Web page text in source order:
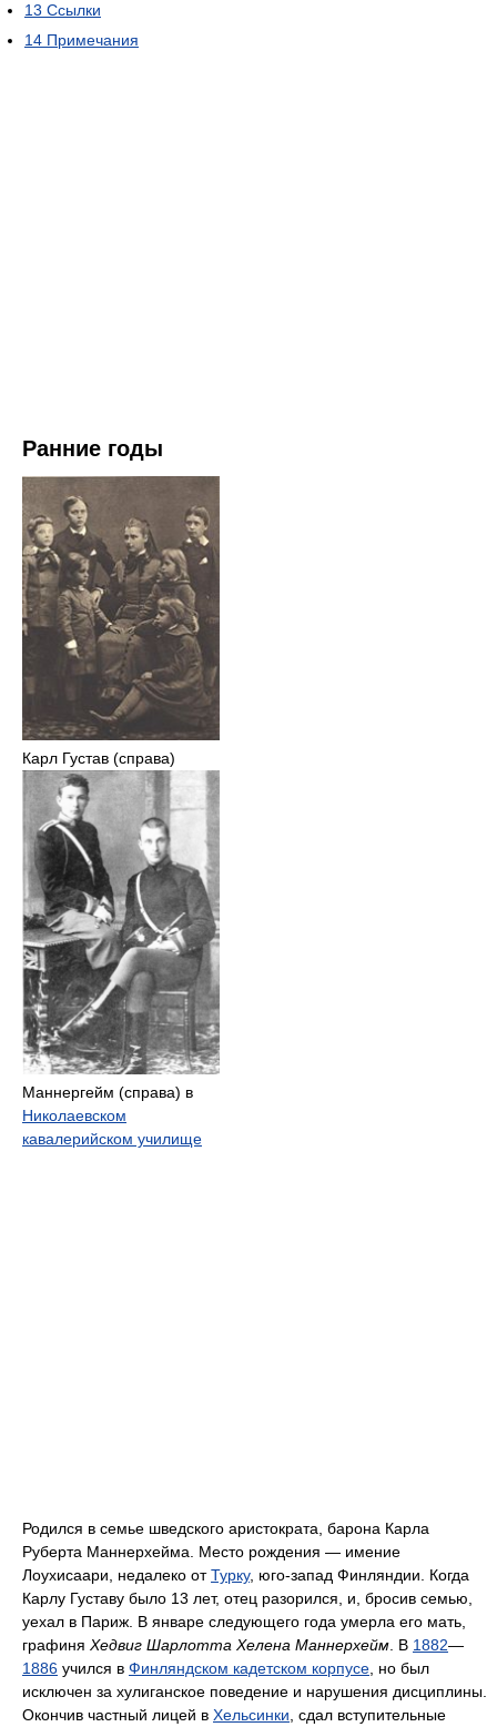
13 Ссылки
14 Примечания
Ранние годы
Карл Густав (справа)
Маннергейм (справа) в
Николаевском
кавалерийском училище
Родился в семье шведского аристократа, барона Карла
Руберта Маннерхейма. Место рождения — имение
Лоухисаари, недалеко отТурку, юго-запад Финляндии. Когда
Карлу Густаву было 13 лет, отец разорился, и, бросив семью,
уехал в Париж. В январе следующего года умерла его мать,
графиня Хедвиг Шарлотта Хелена Маннерхейм . В 1882—
1886 учился в Финляндском кадетском корпусе , но был
исключен за хулиганское поведение и нарушения дисциплины.
Окончив частный лицей в Хельсинки , сдал вступительные